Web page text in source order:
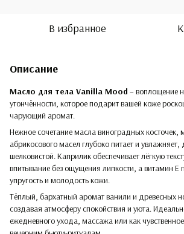
В избранное
Описание
Масло для тела Vanilla Mood – воплощение
утончённости, которое подарит вашей коже
чарующий аромат.
Нежное сочетание масла виноградных косточек,
абрикосового масел глубоко питает и
шелковистой. Каприлик обеспечивает лёгкую
впитывание без ощущения липкости, а витамин Е
упругость и молодость кожи.
Тёплый, бархатный аромат ванили и древесных
создавая атмосферу спокойствия и уюта.
ежедневного ухода, массажа или как